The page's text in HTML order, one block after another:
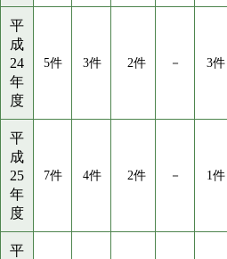
平
成
24
年
度
5件 3件 2件 － 3件
平
成
25
年
度
7件 4件 2件 － 1件
平